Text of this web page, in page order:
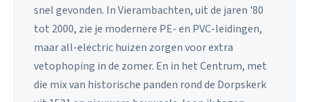
snel gevonden. In Vierambachten, uit de jaren '80
tot 2000, zie je modernere PE- en PVC-leidingen,
maar all-electric huizen zorgen voor extra
vetophoping in de zomer. En in het Centrum, met
die mix van historische panden rond de Dorpskerk